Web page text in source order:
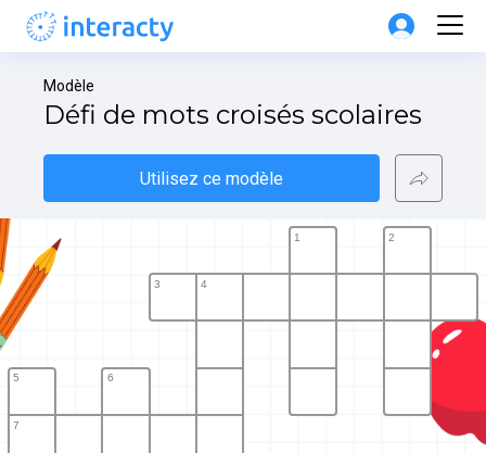
Modèle
Défi de mots croisés scolaires
Utilisez ce modèle